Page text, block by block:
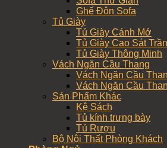
Ghế Đôn Sofa
Tủ Giày
Tủ Giày Cánh Mở
Tủ Giày Cao Sát Trần
Tủ Giày Thông Minh
Vách Ngăn Cầu Thang
Vách Ngăn Cầu
Vách Ngăn Cầu
Sản Phẩm Khác
Kệ Sách
Tủ kính trưng bày
Tủ Rượu
Bộ Nội Thất Phòng Khách